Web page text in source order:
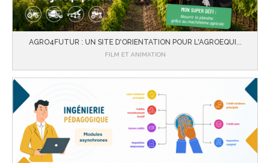
AGRO4FUTUR : UN SITE D'ORIENTATION POUR L'AGROEQUI...
FILM ET ANIMATION